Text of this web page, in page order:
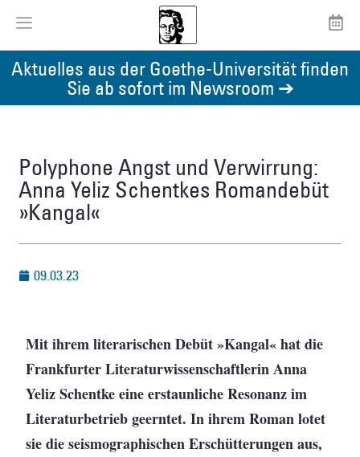
Aktuelles aus der Goethe-Universität finden
Sie ab sofort im Newsroom ➔
Polyphone Angst und Verwirrung:
Anna Yeliz Schentkes Romandebüt
»Kangal«
09.03.23
Mit ihrem literarischen Debüt »Kangal« hat die
Frankfurter Literaturwissenschaftlerin Anna
Yeliz Schentke eine erstaunliche Resonanz im
Literaturbetrieb geerntet. In ihrem Roman lotet
sie die seismographischen Erschütterungen aus,